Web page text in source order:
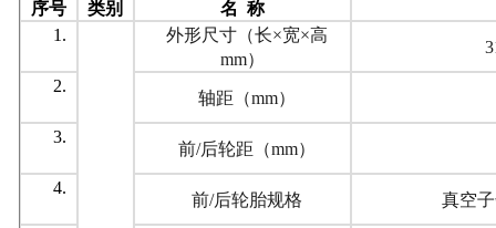
序号 类别
名 称
1.
外形尺寸（长×宽×高
mm）
2.
轴距（mm）
3.
前/后轮距（mm）
4.
前/后轮胎规格 真空